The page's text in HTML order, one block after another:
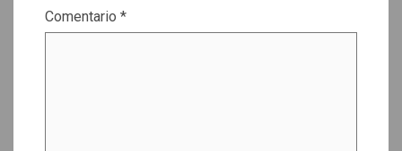
Comentario *